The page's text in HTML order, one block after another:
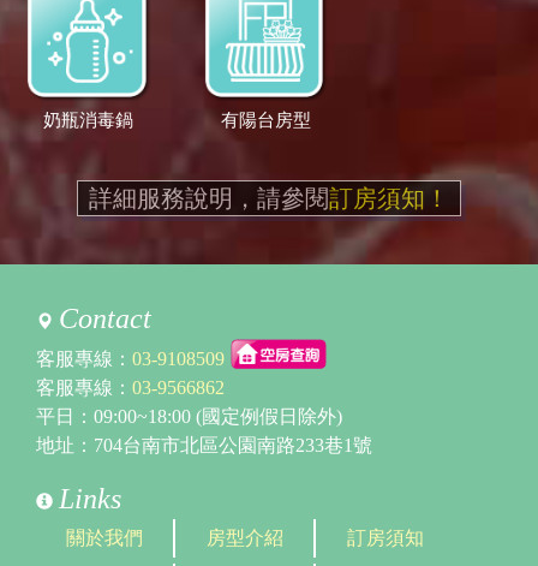
奶瓶消毒鍋 有陽台房型
詳細服務說明，請參閱訂房須知！
Contact
客服專線： 03-9108509
客服專線： 03-9566862
平日：09:00~18:00 (國定例假日除外)
地址：704台南市北區公園南路233巷1號
Links
關於我們 房型介紹 訂房須知